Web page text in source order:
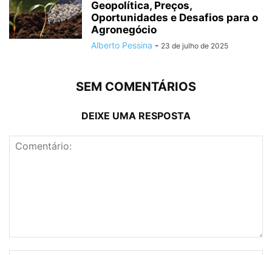
Geopolítica, Preços,
Oportunidades e Desafios para o
Agronegócio
Alberto Pessina - 23 de julho de 2025
SEM COMENTÁRIOS
DEIXE UMA RESPOSTA